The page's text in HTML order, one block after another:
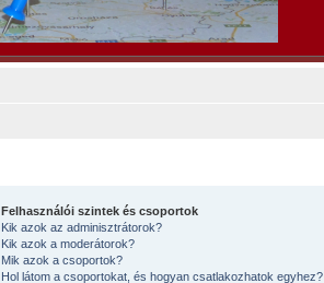
Felhasználói szintek és csoportok
Kik azok az adminisztrátorok?
Kik azok a moderátorok?
Mik azok a csoportok?
Hol látom a csoportokat, és hogyan csatlakozhatok egyhez?